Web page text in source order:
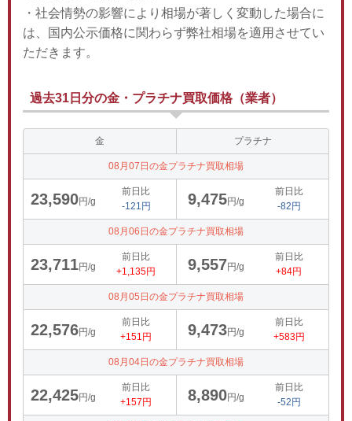
・社会情勢の影響により相場が著しく変動した場合に
は、国内公示価格に関わらず弊社相場を適用させてい
ただきます。
過去31日分の金・プラチナ買取価格（業者）
金 プラチナ
08月07日の金プラチナ買取相場
23,590円/g
前日比
-121円
9,475円/g
前日比
-82円
08月06日の金プラチナ買取相場
23,711円/g
前日比
+1,135円
9,557円/g
前日比
+84円
08月05日の金プラチナ買取相場
22,576円/g
前日比
+151円
9,473円/g
前日比
+583円
08月04日の金プラチナ買取相場
22,425円/g
前日比
+157円
8,890円/g
前日比
-52円